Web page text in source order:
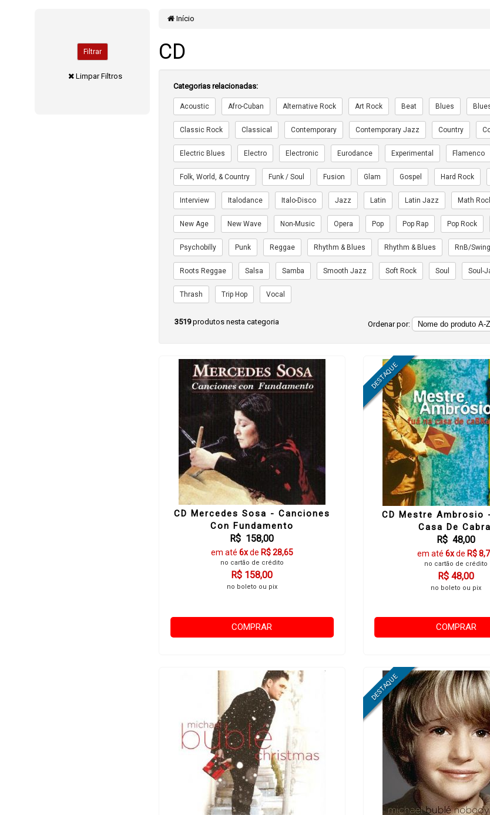
Filtrar
Limpar Filtros
Início
CD
Categorias relacionadas:
Acoustic Afro-Cuban Alternative Rock Art Rock Beat Blues
Classic Rock Classical Contemporary Contemporary Jazz Country
Electric Blues Electro Electronic Eurodance Experimental Flamenco
Folk, World, & Country Funk / Soul Fusion Glam Gospel Hard Rock
Interview Italodance Italo-Disco Jazz Latin Latin Jazz Math
New Age New Wave Non-Music Opera Pop Pop Rap Pop Rock
Psychobilly Punk Reggae Rhythm & Blues Rhythm & Blues RnB/Swing
Roots Reggae Salsa Samba Smooth Jazz Soft Rock Soul Soul-
Thrash Trip Hop Vocal
3519produtos nesta categoria Ordenar por:
CD Mercedes Sosa - Canciones
Con Fundamento
R$ 158,00
em até 6xde R$ 28,65
no cartão de crédito
R$ 158,00
no boleto ou pix
COMPRAR
CD Mestre Ambrosio
Casa De
R$ 48,00
em até6xde R$
no cartão de crédito
R$ 48,00
no boleto ou pix
COMPRAR